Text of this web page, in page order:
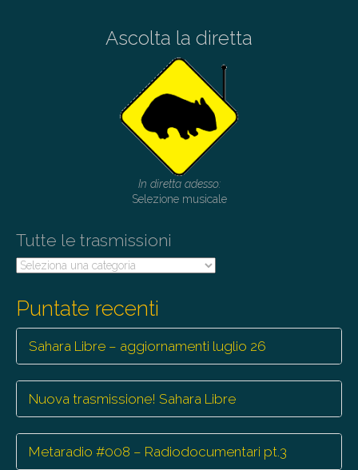
n
Ascolta la diretta
In diretta adesso:
Selezione musicale
Tutte le trasmissioni
Tutte
Puntate recenti
Sahara Libre – aggiornamenti luglio 26
Nuova trasmissione! Sahara Libre
Metaradio #008 – Radiodocumentari pt.3